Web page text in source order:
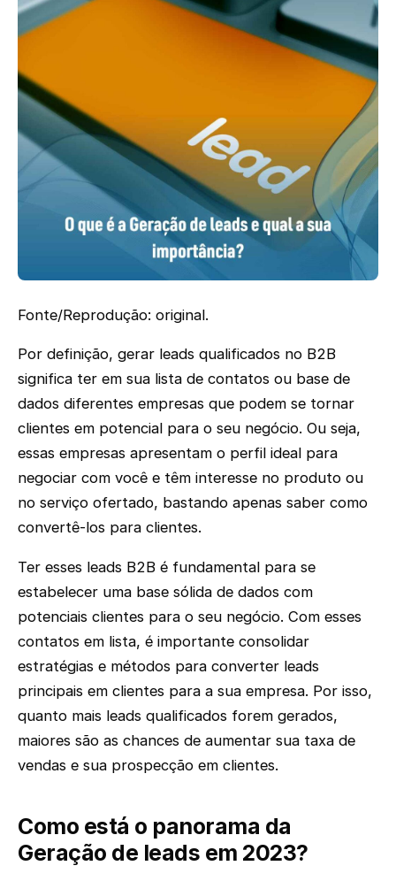
Fonte/Reprodução: original.
Por definição, gerar leads qualificados no B2B
significa ter em sua lista de contatos ou base de
dados diferentes empresas que podem se tornar
clientes em potencial para o seu negócio. Ou seja,
essas empresas apresentam o perfil ideal para
negociar com você e têm interesse no produto ou
no serviço ofertado, bastando apenas saber como
convertê-los para clientes.
Ter esses leads B2B é fundamental para se
estabelecer uma base sólida de dados com
potenciais clientes para o seu negócio. Com esses
contatos em lista, é importante consolidar
estratégias e métodos para converter leads
principais em clientes para a sua empresa. Por isso,
quanto mais leads qualificados forem gerados,
maiores são as chances de aumentar sua taxa de
vendas e sua prospecção em clientes.
Como está o panorama da
Geração de leads em 2023?